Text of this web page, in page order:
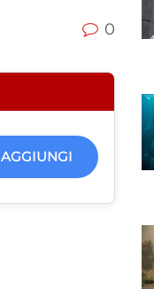
0
AGGIUNGI